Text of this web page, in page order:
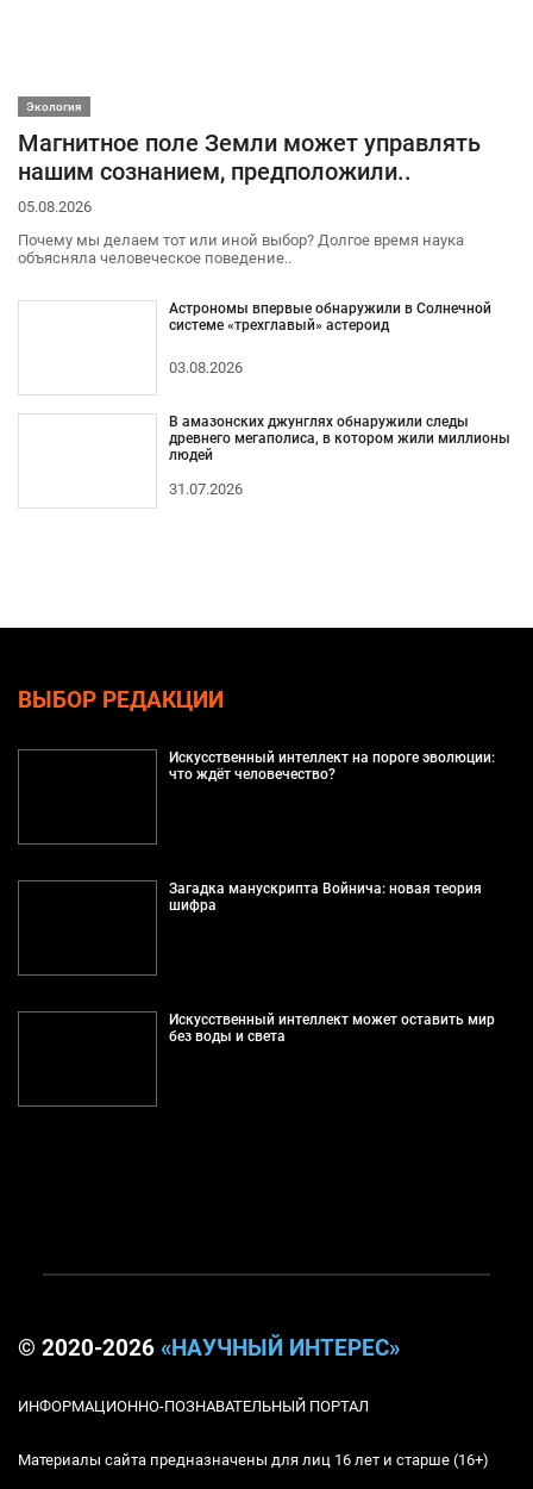
Экология
Магнитное поле Земли может управлять
нашим сознанием, предположили..
05.08.2026
Почему мы делаем тот или иной выбор? Долгое время наука
объясняла человеческое поведение..
Астрономы впервые обнаружили в Солнечной
системе «трехглавый» астероид
03.08.2026
В амазонских джунглях обнаружили следы
древнего мегаполиса, в котором жили миллионы
людей
31.07.2026
ВЫБОР РЕДАКЦИИ
Искусственный интеллект на пороге эволюции:
что ждёт человечество?
Загадка манускрипта Войнича: новая теория
шифра
Искусственный интеллект может оставить мир
без воды и света
© 2020-2026 «НАУЧНЫЙ ИНТЕРЕС»
ИНФОРМАЦИОННО-ПОЗНАВАТЕЛЬНЫЙ ПОРТАЛ
Материалы сайта предназначены для лиц 16 лет и старше (16+)